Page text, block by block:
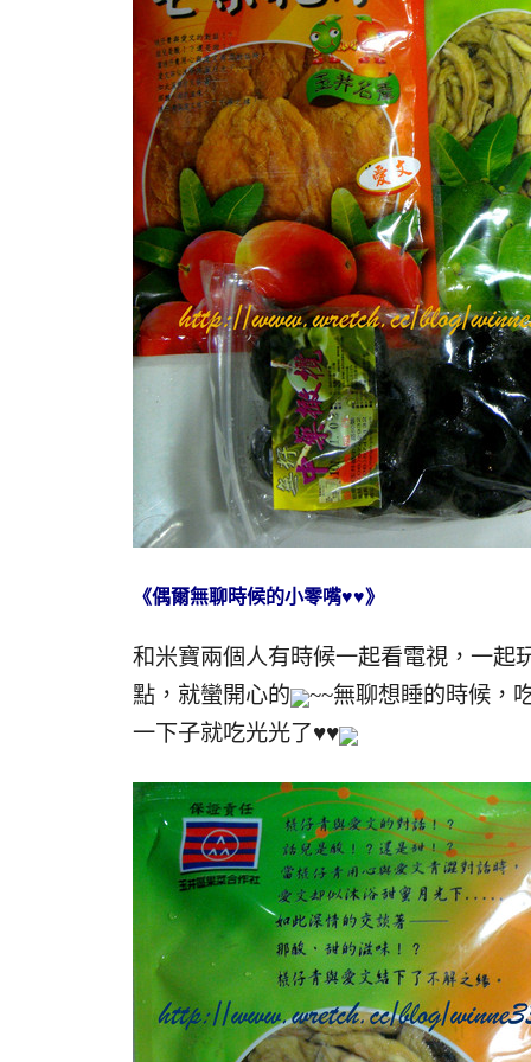
《偶爾無聊時候的小零嘴♥♥》
和米寶兩個人有時候一起看電視，一起
點，就蠻開心的
~~無聊想睡的時候，
一下子就吃光光了♥♥